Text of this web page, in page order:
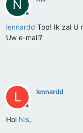
N
Offline
lennardd Top! Ik zal U
Uw e-mail?
L
Offline
lennardd
Hoi Nis,